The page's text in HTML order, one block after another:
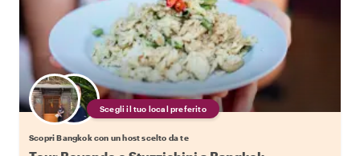
Scegli il tuo local preferito
Scopri Bangkok con un host scelto da te